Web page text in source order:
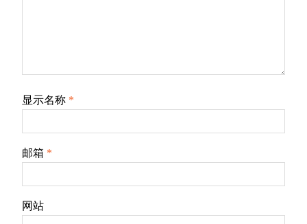
显示名称 *
邮箱 *
网站